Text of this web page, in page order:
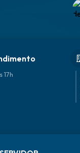
17h